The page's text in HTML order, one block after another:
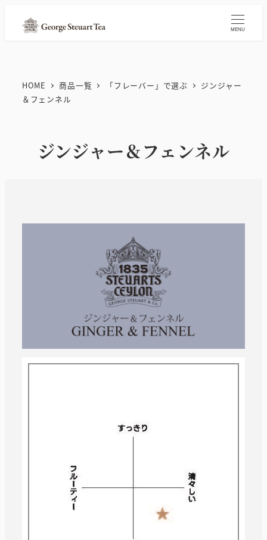
MENU
HOME 商品一覧 「フレーバー」で選ぶ
ジンジャー
＆フェンネル
ジンジャー＆フェンネル